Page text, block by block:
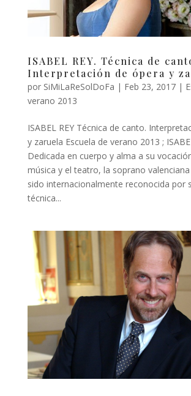
ISABEL REY. Técnica de
Interpretación de ópera y
por SiMiLaReSolDoFa | Feb 23, 2017|
verano 2013
ISABEL REY Técnica de canto.
y zaruela Escuela de verano 2013 ;
Dedicada en cuerpo y alma a su
música y el teatro, la soprano valenciana
sido internacionalmente reconocida por
técnica...